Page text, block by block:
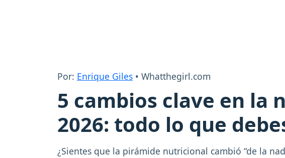
Por: Enrique Giles • Whatthegirl.com
5 cambios clave en la
2026: todo lo que
¿Sientes que la pirámide nutricional cambió “de la